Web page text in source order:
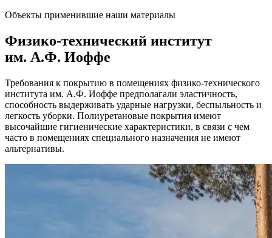
Объекты применившие наши материалы
Физико-технический институт
им. А.Ф. Иоффе
Требования к покрытию в помещениях физико-технического
института им. А.Ф. Иоффе предполагали эластичность,
способность выдерживать ударные нагрузки, беспыльность и
легкость уборки. Полиуретановые покрытия имеют
высочайшие гигиенические характеристики, в связи с чем
часто в помещениях специального назначения не имеют
альтернативы.